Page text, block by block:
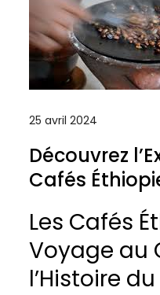
25 avril 2024
Découvrez
Cafés
Les Cafés
Voyage au
l’Histoire